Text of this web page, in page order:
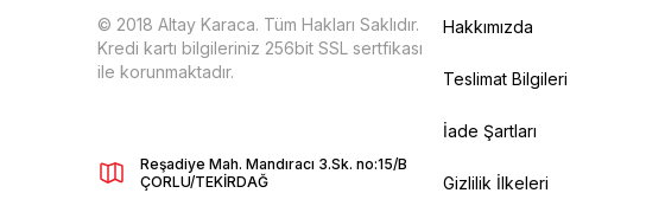
© 2018 Altay Karaca. Tüm Hakları Saklıdır.
Kredi kartı bilgileriniz 256bit SSL sertfikası
ile korunmaktadır.
Reşadiye Mah. Mandıracı 3.Sk. no:15/B
ÇORLU/TEKİRDAĞ
Hakkımızda
Teslimat Bilgileri
İade Şartları
Gizlilik İlkeleri